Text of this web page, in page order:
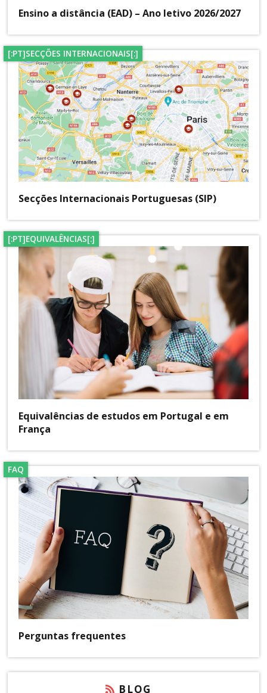
Ensino a distância (EAD) – Ano letivo 2026/2027
[:PT]SECÇÕES INTERNACIONAIS[:]
Secções Internacionais Portuguesas (SIP)
[:PT]EQUIVALÊNCIAS[:]
Equivalências de estudos em Portugal e em
França
FAQ
Perguntas frequentes
BLOG